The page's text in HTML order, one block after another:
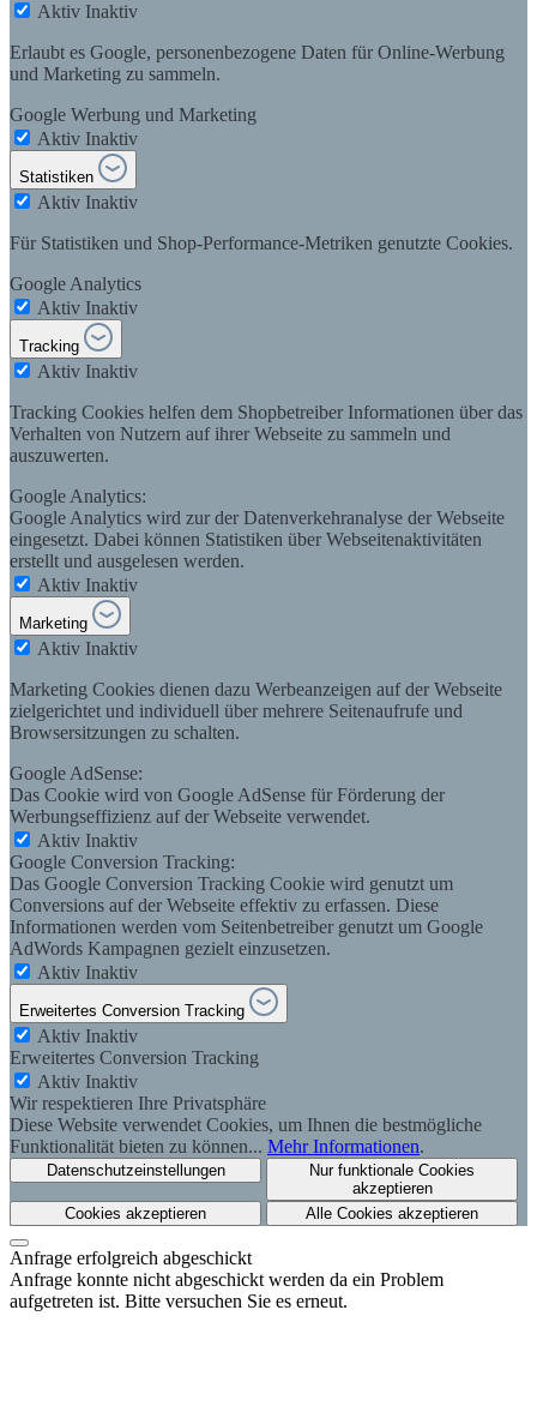
Aktiv Inaktiv
Erlaubt es Google, personenbezogene Daten für Online-Werbung
und Marketing zu sammeln.
Google Werbung und Marketing
Aktiv Inaktiv
Statistiken
Aktiv Inaktiv
Für Statistiken und Shop-Performance-Metriken genutzte Cookies.
Google Analytics
Aktiv Inaktiv
Tracking
Aktiv Inaktiv
Tracking Cookies helfen dem Shopbetreiber Informationen über das
Verhalten von Nutzern auf ihrer Webseite zu sammeln und
auszuwerten.
Google Analytics:
Google Analytics wird zur der Datenverkehranalyse der Webseite
eingesetzt. Dabei können Statistiken über Webseitenaktivitäten
erstellt und ausgelesen werden.
Aktiv Inaktiv
Marketing
Aktiv Inaktiv
Marketing Cookies dienen dazu Werbeanzeigen auf der Webseite
zielgerichtet und individuell über mehrere Seitenaufrufe und
Browsersitzungen zu schalten.
Google AdSense:
Das Cookie wird von Google AdSense für Förderung der
Werbungseffizienz auf der Webseite verwendet.
Aktiv Inaktiv
Google Conversion Tracking:
Das Google Conversion Tracking Cookie wird genutzt um
Conversions auf der Webseite effektiv zu erfassen. Diese
Informationen werden vom Seitenbetreiber genutzt um Google
AdWords Kampagnen gezielt einzusetzen.
Aktiv Inaktiv
Erweitertes Conversion Tracking
Aktiv Inaktiv
Erweitertes Conversion Tracking
Aktiv Inaktiv
Wir respektieren Ihre Privatsphäre
Diese Website verwendet Cookies, um Ihnen die bestmögliche
Funktionalität bieten zu können... Mehr Informationen.
Datenschutzeinstellungen
Nur funktionale Cookies
akzeptieren
Cookies akzeptieren
Alle Cookies akzeptieren
Anfrage erfolgreich abgeschickt
Anfrage konnte nicht abgeschickt werden da ein Problem
aufgetreten ist. Bitte versuchen Sie es erneut.